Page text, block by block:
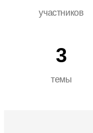
участников
3
темы